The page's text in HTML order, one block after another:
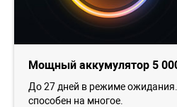
Мощный аккумулятор 5
До 27 дней в режиме
способен на многое.